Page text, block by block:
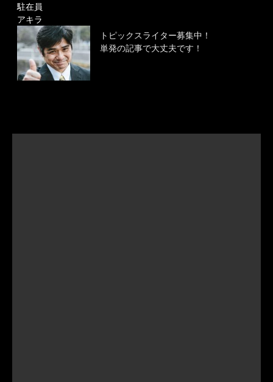
駐在員
アキラ
トピックスライター募集中！
単発の記事で大丈夫です！